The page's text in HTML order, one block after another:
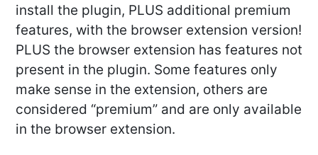
install the plugin, PLUS additional premium
features, with the browser extension version!
PLUS the browser extension has features not
present in the plugin. Some features only
make sense in the extension, others are
considered “premium” and are only available
in the browser extension.